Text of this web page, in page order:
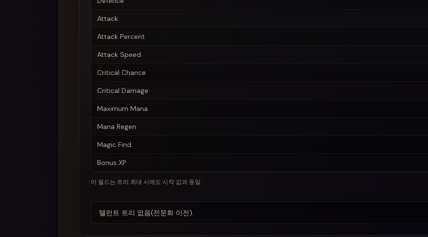
Attack
Attack Percent
Attack Speed
Critical Chance
Critical Damage
Maximum Mana
Mana Regen
Magic Find
Bonus XP
이 필드는 트리 최대 시에도 시작 값과 동일.
탤런트 트리 없음(전문화 이전).